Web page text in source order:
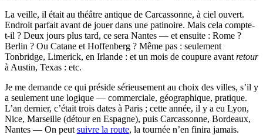
La veille, il était au théâtre antique de Carcassonne, à ciel ouvert.
Endroit parfait avant de jouer dans une patinoire. Mais cela compte-
t-il ? Deux jours plus tard, ce sera Nantes — et ensuite : Rome ?
Berlin ? Ou Catane et Hoffenberg ? Même pas : seulement
Tonbridge, Limerick, en Irlande : et un mois de coupure avant retour
à Austin, Texas : etc.
Je me demande ce qui préside sérieusement au choix des villes, s’il y
a seulement une logique — commerciale, géographique, pratique.
L’an dernier, c’était trois dates à Paris ; cette année, il y a eu Lyon,
Nice, Marseille (détour en Espagne), puis Carcassonne, Bordeaux,
Nantes — On peut suivre la route, la tournée n’en finira jamais.